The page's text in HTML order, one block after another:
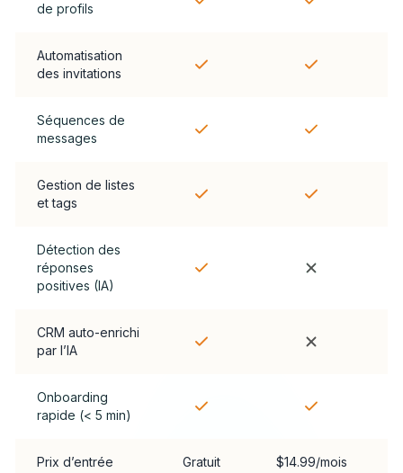
de profils
Automatisation
des invitations
Séquences de
messages
Gestion de listes
et tags
Détection des
réponses
positives (IA)
CRM auto-enrichi
par l’IA
Onboarding
rapide (< 5 min)
Prix d’entrée Gratuit $14.99/mois